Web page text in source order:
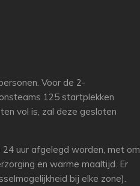
Voor de 2-
125 startplekken
vol is, zal deze gesloten
uur afgelegd worden, met om
en warme maaltijd. Er
bij elke zone).